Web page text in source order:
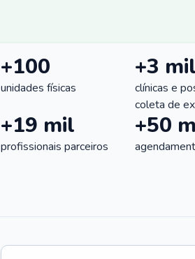
+100
unidades físicas
+3 mil
clínicas e
coleta de
+19 mil
profissionais parceiros
+50